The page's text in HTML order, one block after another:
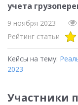
учета
9 ноября 2023
Рейтинг статьи
Кейсы на тему:
2023
Участники